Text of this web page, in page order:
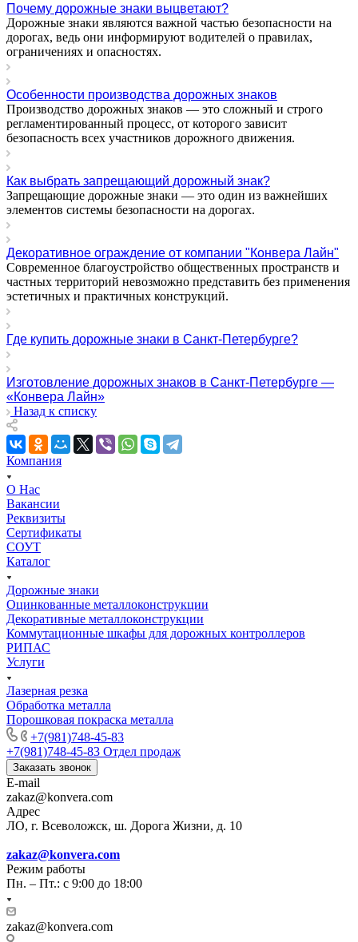
Почему дорожные знаки выцветают?
Дорожные знаки являются важной частью безопасности на
дорогах, ведь они информируют водителей о правилах,
ограничениях и опасностях.
Особенности производства дорожных знаков
Производство дорожных знаков — это сложный и строго
регламентированный процесс, от которого зависит
безопасность всех участников дорожного движения.
Как выбрать запрещающий дорожный знак?
Запрещающие дорожные знаки — это один из важнейших
элементов системы безопасности на дорогах.
Декоративное ограждение от компании "Конвера Лайн"
Современное благоустройство общественных пространств и
частных территорий невозможно представить без применения
эстетичных и практичных конструкций.
Где купить дорожные знаки в Санкт-Петербурге?
Изготовление дорожных знаков в Санкт-Петербурге —
«Конвера Лайн»
Назад к списку
Компания
О Нас
Вакансии
Реквизиты
Сертификаты
СОУТ
Каталог
Дорожные знаки
Оцинкованные металлоконструкции
Декоративные металлоконструкции
Коммутационные шкафы для дорожных контроллеров
РИПАС
Услуги
Лазерная резка
Обработка металла
Порошковая покраска металла
+7(981)748-45-83
+7(981)748-45-83 Отдел продаж
Заказать звонок
E-mail
zakaz@konvera.com
Адрес
ЛО, г. Всеволожск, ш. Дорога Жизни, д. 10
zakaz@konvera.com
Режим работы
Пн. – Пт.: с 9:00 до 18:00
zakaz@konvera.com